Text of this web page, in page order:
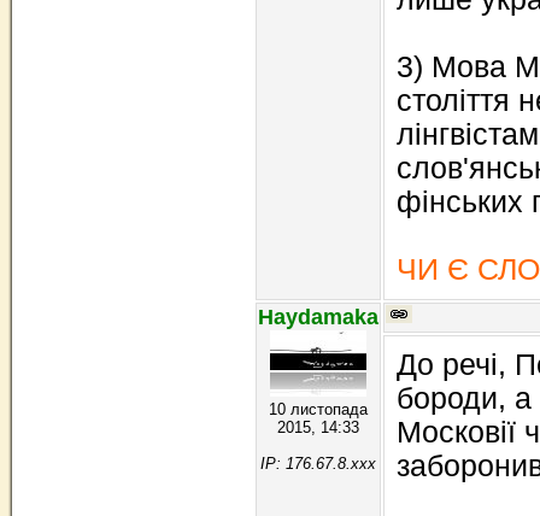
3) Мова
століття
фінських
ЧИ Є
Haydamaka
10 листопада
2015, 14:33
IP: 176.67.8.xxx
До речі,
бороди, а
Московії